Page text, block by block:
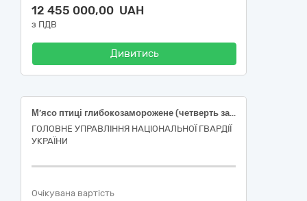
12 455 000,00 UAH
з ПДВ
Дивитись
М’ясо птиці глибокозаморожене (четверть задня)
ГОЛОВНЕ УПРАВЛІННЯ НАЦІОНАЛЬНОЇ ГВАРДІЇ
УКРАЇНИ
Очікувана вартість